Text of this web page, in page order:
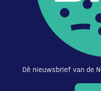
Dé nieuwsbrief van de